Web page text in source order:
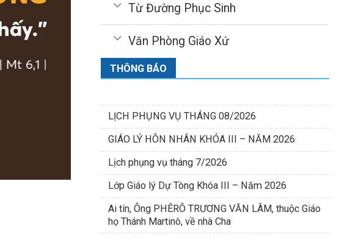
Từ Đường Phục Sinh
Văn Phòng Giáo Xứ
THÔNG BÁO
LỊCH PHỤNG VỤ THÁNG 08/2026
GIÁO LÝ HÔN NHÂN KHÓA III – NĂM 2026
Lịch phụng vụ tháng 7/2026
Lớp Giáo lý Dự Tòng Khóa III – Năm 2026
Ai tín, Ông PHÊRÔ TRƯƠNG VĂN LÂM, thuộc Giáo
họ Thánh Martinô, về nhà Cha